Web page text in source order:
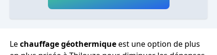
Lechauffage géothermiqueest une option de plus